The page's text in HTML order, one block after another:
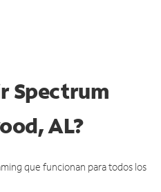
Spectrum
AL?
que funcionan para todos los